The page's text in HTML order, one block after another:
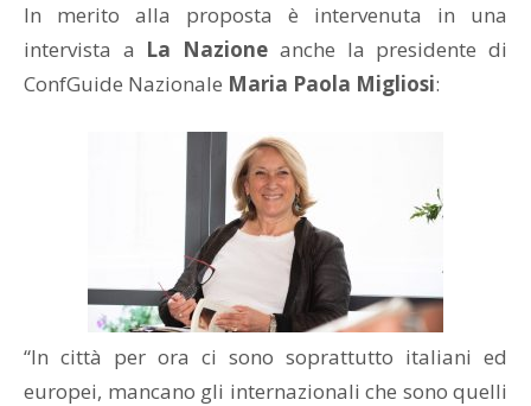
In merito alla proposta è intervenuta in una
intervista a La Nazione anche la presidente di
ConfGuide Nazionale Maria Paola Migliosi:
“In città per ora ci sono soprattutto italiani ed
europei, mancano gli internazionali che sono quelli